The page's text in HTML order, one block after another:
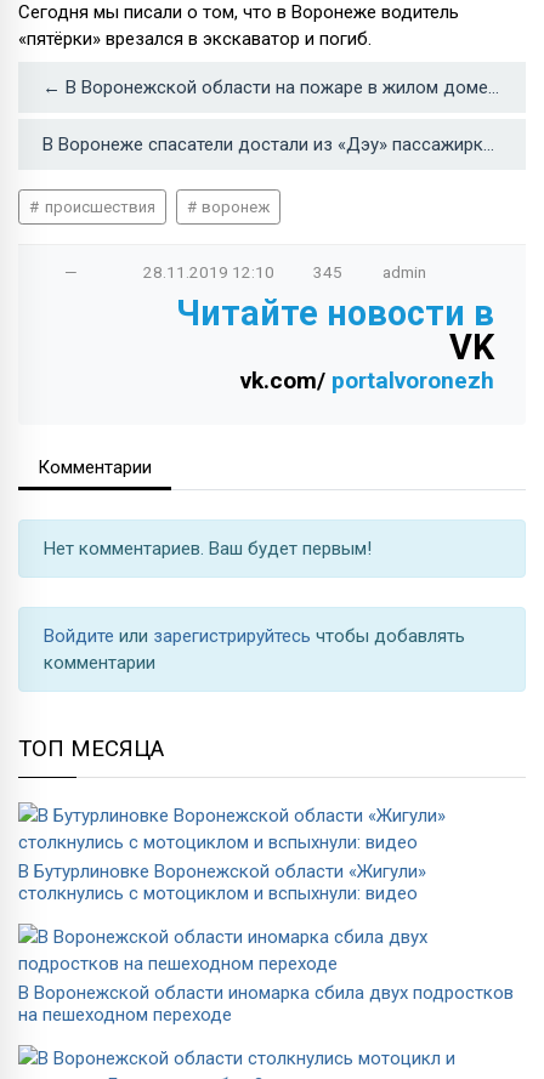
Сегодня мы писали о том, что в Воронеже водитель
«пятёрки» врезался в экскаватор и погиб.
← В Воронежской области на пожаре в жилом доме погиб мужчина
В Воронеже спасатели достали из «Дэу» пассажирку со сломанными рёбрами →
происшествия воронеж
— 28.11.2019 12:10 345 admin
Читайте новости в
VK
vk.com/ portalvoronezh
Комментарии
Нет комментариев. Ваш будет первым!
Войдите или зарегистрируйтесь чтобы добавлять
комментарии
ТОП МЕСЯЦА
В Бутурлиновке Воронежской области «Жигули»
столкнулись с мотоциклом и вспыхнули: видео
В Воронежской области иномарка сбила двух подростков
на пешеходном переходе